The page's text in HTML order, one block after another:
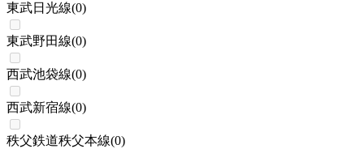
東武日光線(0)
東武野田線(0)
西武池袋線(0)
西武新宿線(0)
秩父鉄道秩父本線(0)